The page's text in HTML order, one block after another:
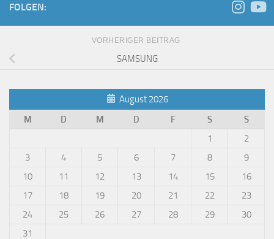
FOLGEN:
VORHERIGER BEITRAG
SAMSUNG
August 2026
M
D M D F S
S
1
2
3
4 5 6 7 8
9
10
11 12 13 14 15
16
17
18 19 20 21 22
23
24
25 26 27 28 29
30
31